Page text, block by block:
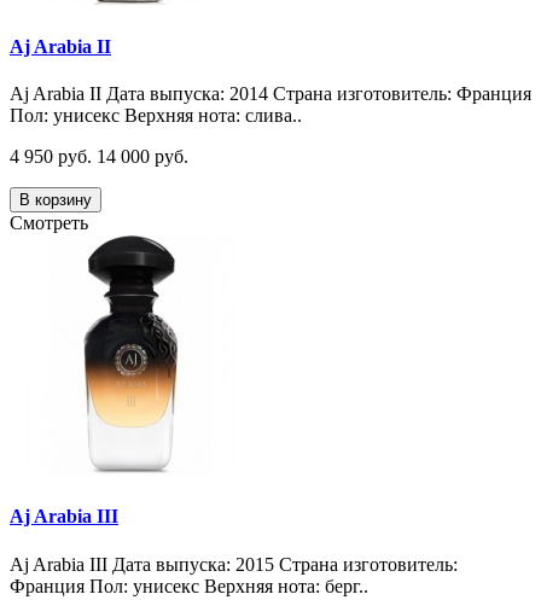
Aj Arabia II
Aj Arabia II Дата выпуска: 2014 Страна изготовитель: Франция
Пол: унисекс Верхняя нота: слива..
4 950 руб. 14 000 руб.
В корзину
Смотреть
Aj Arabia III
Aj Arabia III Дата выпуска: 2015 Страна изготовитель:
Франция Пол: унисекс Верхняя нота: берг..